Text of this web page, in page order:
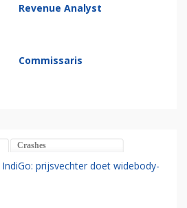
Revenue Analyst
Commissaris
Crashes
prijsvechter doet widebody-